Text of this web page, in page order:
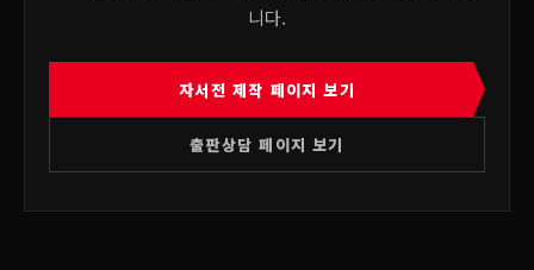
니다.
자서전 제작 페이지 보기
출판상담 페이지 보기